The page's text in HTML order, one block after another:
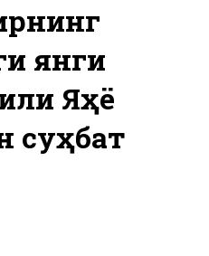
янги
Яҳё
суҳбат